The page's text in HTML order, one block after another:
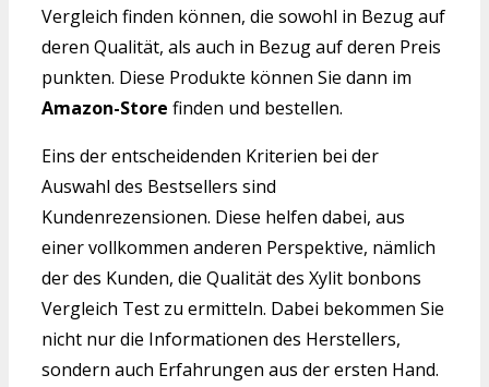
Vergleich finden können, die sowohl in Bezug auf
deren Qualität, als auch in Bezug auf deren Preis
punkten. Diese Produkte können Sie dann im
Amazon-Store finden und bestellen.
Eins der entscheidenden Kriterien bei der
Auswahl des Bestsellers sind
Kundenrezensionen. Diese helfen dabei, aus
einer vollkommen anderen Perspektive, nämlich
der des Kunden, die Qualität des Xylit bonbons
Vergleich Test zu ermitteln. Dabei bekommen Sie
nicht nur die Informationen des Herstellers,
sondern auch Erfahrungen aus der ersten Hand.